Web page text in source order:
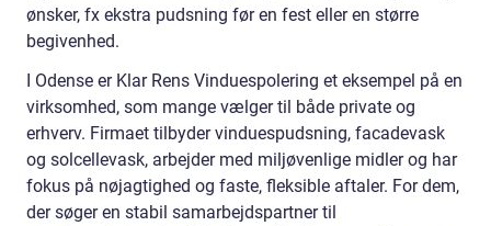
ønsker, fx ekstra pudsning før en fest eller en større
begivenhed.
I Odense er Klar Rens Vinduespolering et eksempel på en
virksomhed, som mange vælger til både private og
erhverv. Firmaet tilbyder vinduespudsning, facadevask
og solcellevask, arbejder med miljøvenlige midler og har
fokus på nøjagtighed og faste, fleksible aftaler. For dem,
der søger en stabil samarbejdspartner til